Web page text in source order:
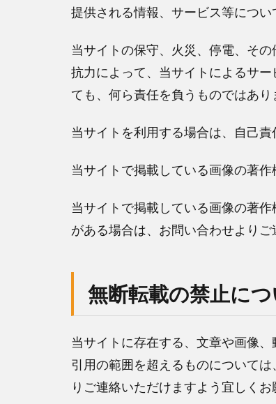
提供される情報、サービス等につい
当サイトの保守、火災、停電、そ
抗力によって、当サイトによるサ
ても、何ら責任を負うものではあり
当サイトを利用する場合は、自己責
当サイトで掲載している画像の著
当サイトで掲載している画像の著
がある場合は、お問い合わせより
無断転載の禁止につ
当サイトに存在する、文章や画像
引用の範囲を超えるものについて
りご連絡いただけますよう宜しくお